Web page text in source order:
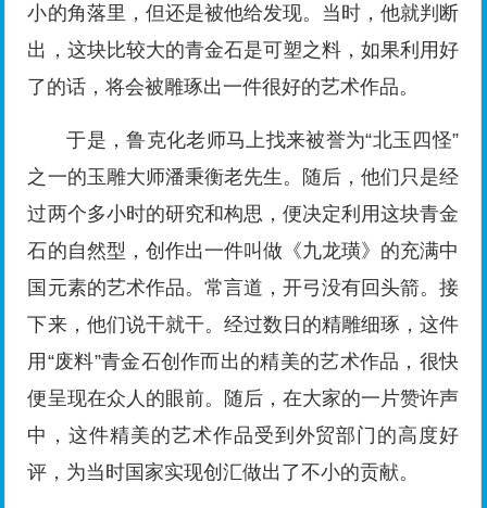
小的角落里，但还是被他给发现。当时，他就判断
出，这块比较大的青金石是可塑之料，如果利用好
了的话，将会被雕琢出一件很好的艺术作品。
于是，鲁克化老师马上找来被誉为“北玉四怪”
之一的玉雕大师潘秉衡老先生。随后，他们只是经
过两个多小时的研究和构思，便决定利用这块青金
石的自然型，创作出一件叫做《九龙璜》的充满中
国元素的艺术作品。常言道，开弓没有回头箭。接
下来，他们说干就干。经过数日的精雕细琢，这件
用“废料”青金石创作而出的精美的艺术作品，很快
便呈现在众人的眼前。随后，在大家的一片赞许声
中，这件精美的艺术作品受到外贸部门的高度好
评，为当时国家实现创汇做出了不小的贡献。